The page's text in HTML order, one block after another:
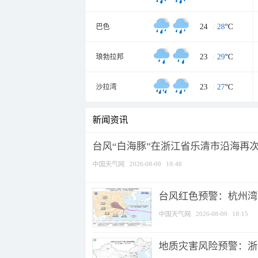
巴色 24 / 28°C
琅勃拉邦 23 / 29°C
沙拉湾 23 / 27°C
新闻资讯
台风“白海豚”在浙江省乐清市沿海再
中国天气网 2026-08-09 18:48
台风红色预警：杭州
中国天气网 2026-08-09 18:15
地质灾害风险预警：